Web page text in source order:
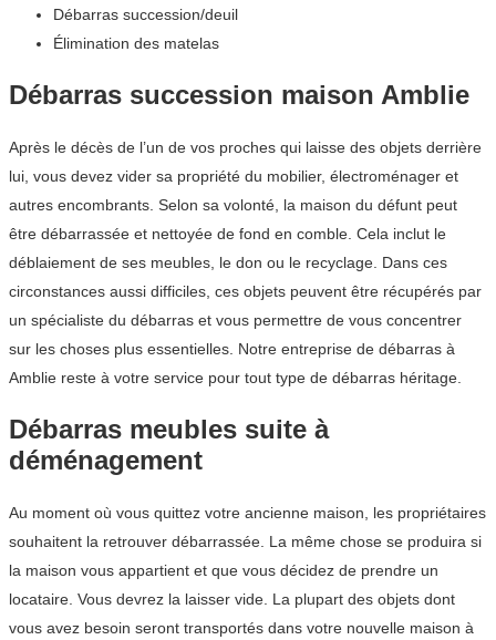
Débarras succession/deuil
Élimination des matelas
Débarras succession maison Amblie
Après le décès de l’un de vos proches qui laisse des objets derrière
lui, vous devez vider sa propriété du mobilier, électroménager et
autres encombrants. Selon sa volonté, la maison du défunt peut
être débarrassée et nettoyée de fond en comble. Cela inclut le
déblaiement de ses meubles, le don ou le recyclage. Dans ces
circonstances aussi difficiles, ces objets peuvent être récupérés par
un spécialiste du débarras et vous permettre de vous concentrer
sur les choses plus essentielles. Notre entreprise de débarras à
Amblie reste à votre service pour tout type de débarras héritage.
Débarras meubles suite à
déménagement
Au moment où vous quittez votre ancienne maison, les propriétaires
souhaitent la retrouver débarrassée. La même chose se produira si
la maison vous appartient et que vous décidez de prendre un
locataire. Vous devrez la laisser vide. La plupart des objets dont
vous avez besoin seront transportés dans votre nouvelle maison à